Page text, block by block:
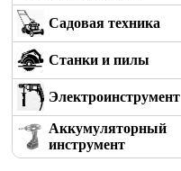
Садовая техника
Станки и пилы
Электроинструмент
Аккумуляторный
инструмент